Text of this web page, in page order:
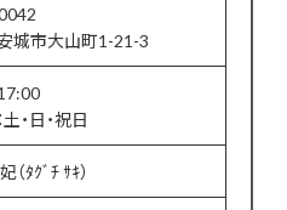
城市大山町1-21-3
・日・祝日
（ﾀｸﾞﾁ ｻｷ）